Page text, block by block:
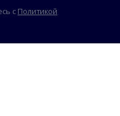
с Политикой